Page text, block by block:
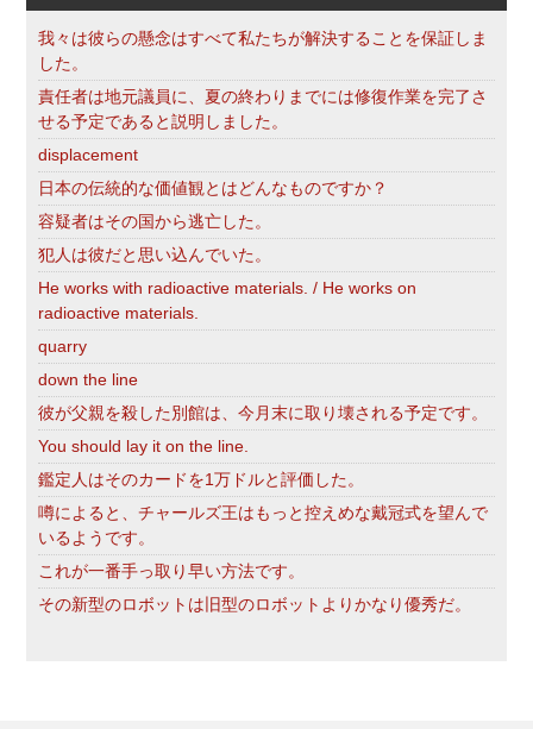
我々は彼らの懸念はすべて私たちが解決することを保証しま
した。
責任者は地元議員に、夏の終わりまでには修復作業を完了さ
せる予定であると説明しました。
displacement
日本の伝統的な価値観とはどんなものですか？
容疑者はその国から逃亡した。
犯人は彼だと思い込んでいた。
He works with radioactive materials. / He works on
radioactive materials.
quarry
down the line
彼が父親を殺した別館は、今月末に取り壊される予定です。
You should lay it on the line.
鑑定人はそのカードを1万ドルと評価した。
噂によると、チャールズ王はもっと控えめな戴冠式を望んで
いるようです。
これが一番手っ取り早い方法です。
その新型のロボットは旧型のロボットよりかなり優秀だ。